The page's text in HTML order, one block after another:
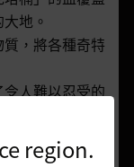
region.
地。
，將各種奇特
人難以忍受的
說明